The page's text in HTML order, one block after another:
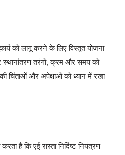
को लागू करने के लिए विस्तृत योजना
स्थानांतरण तरंगों, क्रम और समय को
की चिंताओं और अपेक्षाओं को ध्यान में रखा
है कि एई रास्ता निर्दिष्ट नियंत्रण